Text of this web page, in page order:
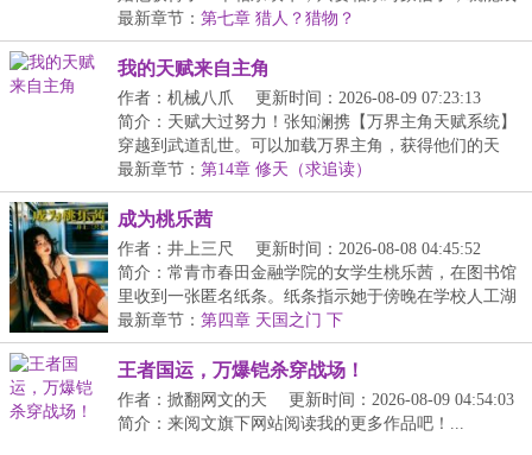
为...
最新章节： 第七章 猎人？猎物？
我的天赋来自主角
作者：机械八爪
更新时间：2026-08-09 07:23:13
简介：天赋大过努力！张知澜携【万界主角天赋系统】
穿越到武道乱世。可以加载万界主角，获得他们的天
赋。...
最新章节： 第14章 修天（求追读）
成为桃乐茜
作者：井上三尺
更新时间：2026-08-08 04:45:52
简介：常青市春田金融学院的女学生桃乐茜，在图书馆
里收到一张匿名纸条。纸条指示她于傍晚在学校人工湖
畔...
最新章节： 第四章 天国之门 下
王者国运，万爆铠杀穿战场！
作者：掀翻网文的天
更新时间：2026-08-09 04:54:03
简介：来阅文旗下网站阅读我的更多作品吧！...